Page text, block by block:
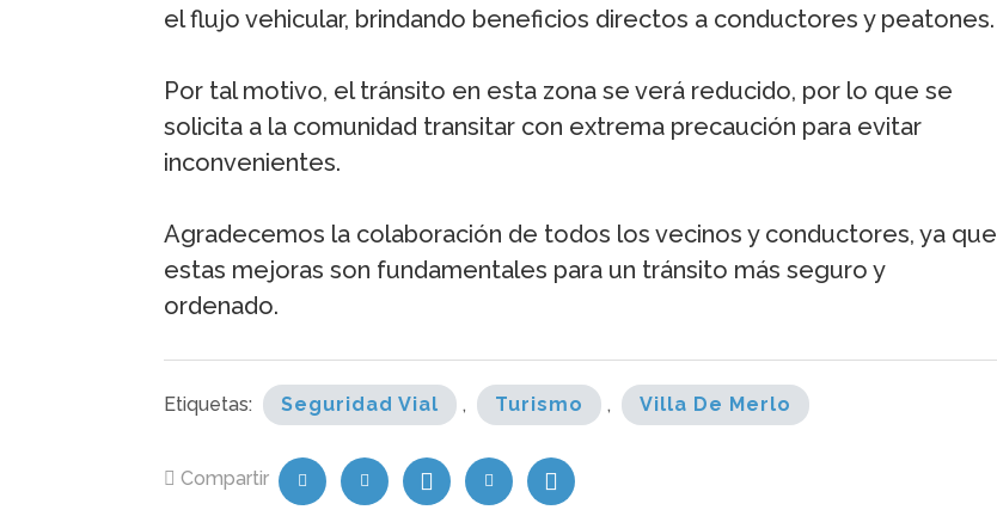
el flujo vehicular, brindando beneficios directos a conductores y peatones.
Por tal motivo, el tránsito en esta zona se verá reducido, por lo que se
solicita a la comunidad transitar con extrema precaución para evitar
inconvenientes.
Agradecemos la colaboración de todos los vecinos y conductores, ya que
estas mejoras son fundamentales para un tránsito más seguro y
ordenado.
Etiquetas: Seguridad Vial , Turismo , Villa De Merlo
Compartir